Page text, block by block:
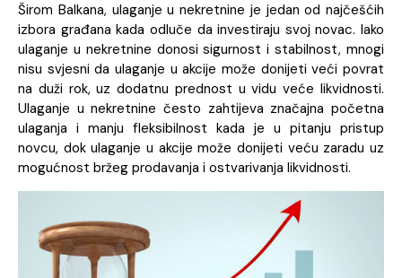
Širom Balkana, ulaganje u nekretnine je jedan od najčešćih
izbora građana kada odluče da investiraju svoj novac. Iako
ulaganje u nekretnine donosi sigurnost i stabilnost, mnogi
nisu svjesni da ulaganje u akcije može donijeti veći povrat
na duži rok, uz dodatnu prednost u vidu veće likvidnosti.
Ulaganje u nekretnine često zahtijeva značajna početna
ulaganja i manju fleksibilnost kada je u pitanju pristup
novcu, dok ulaganje u akcije može donijeti veću zaradu uz
mogućnost bržeg prodavanja i ostvarivanja likvidnosti.